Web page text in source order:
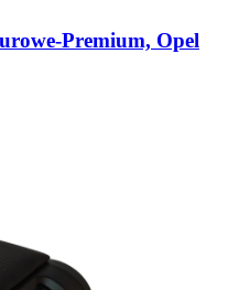
Premium, Opel